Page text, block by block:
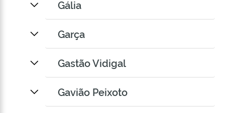
Gália
Garça
Gastão Vidigal
Gavião Peixoto